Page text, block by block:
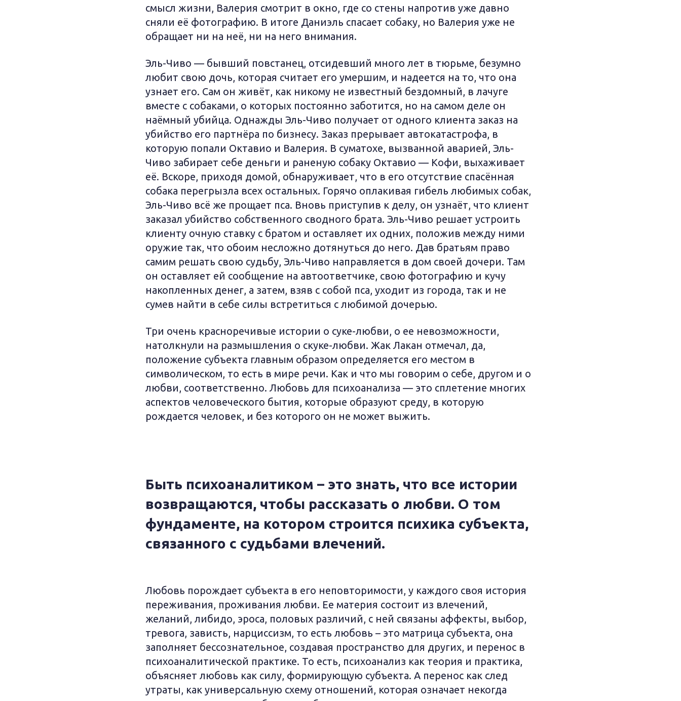
смысл жизни, Валерия смотрит в окно, где со стены напротив уже давно
сняли её фотографию. В итоге Даниэль спасает собаку, но Валерия уже не
обращает ни на неё, ни на него внимания.
Эль-Чиво — бывший повстанец, отсидевший много лет в тюрьме, безумно
любит свою дочь, которая считает его умершим, и надеется на то, что она
узнает его. Сам он живёт, как никому не известный бездомный, в лачуге
вместе с собаками, о которых постоянно заботится, но на самом деле он
наёмный убийца. Однажды Эль-Чиво получает от одного клиента заказ на
убийство его партнёра по бизнесу. Заказ прерывает автокатастрофа, в
которую попали Октавио и Валерия. В суматохе, вызванной аварией, Эль-
Чиво забирает себе деньги и раненую собаку Октавио — Кофи, выхаживает
её. Вскоре, приходя домой, обнаруживает, что в его отсутствие спасённая
собака перегрызла всех остальных. Горячо оплакивая гибель любимых собак,
Эль-Чиво всё же прощает пса. Вновь приступив к делу, он узнаёт, что клиент
заказал убийство собственного сводного брата. Эль-Чиво решает устроить
клиенту очную ставку с братом и оставляет их одних, положив между ними
оружие так, что обоим несложно дотянуться до него. Дав братьям право
самим решать свою судьбу, Эль-Чиво направляется в дом своей дочери. Там
он оставляет ей сообщение на автоответчике, свою фотографию и кучу
накопленных денег, а затем, взяв с собой пса, уходит из города, так и не
сумев найти в себе силы встретиться с любимой дочерью.
Три очень красноречивые истории о суке-любви, о ее невозможности,
натолкнули на размышления о скуке-любви. Жак Лакан отмечал, да,
положение субъекта главным образом определяется его местом в
символическом, то есть в мире речи. Как и что мы говорим о себе, другом и о
любви, соответственно. Любовь для психоанализа — это сплетение многих
аспектов человеческого бытия, которые образуют среду, в которую
рождается человек, и без которого он не может выжить.
Быть психоаналитиком – это знать, что все истории
возвращаются, чтобы рассказать о любви. О том
фундаменте, на котором строится психика субъекта,
связанного с судьбами влечений.
Любовь порождает субъекта в его неповторимости, у каждого своя история
переживания, проживания любви. Ее материя состоит из влечений,
желаний, либидо, эроса, половых различий, с ней связаны аффекты, выбор,
тревога, зависть, нарциссизм, то есть любовь – это матрица субъекта, она
заполняет бессознательное, создавая пространство для других, и перенос в
психоаналитической практике. То есть, психоанализ как теория и практика,
объясняет любовь как силу, формирующую субъекта. А перенос как след
утраты, как универсальную схему отношений, которая означает некогда